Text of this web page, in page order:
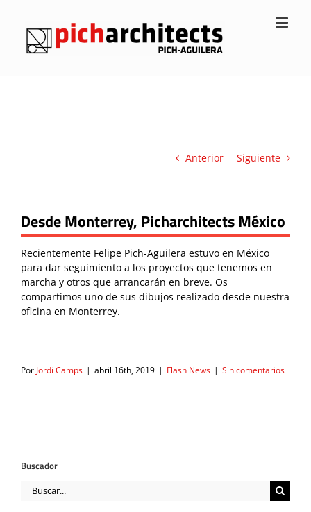
contenido
Anterior Siguiente
Desde Monterrey, Picharchitects México
Recientemente Felipe Pich-Aguilera estuvo en México
para dar seguimiento a los proyectos que tenemos en
marcha y otros que arrancarán en breve. Os
compartimos uno de sus dibujos realizado desde nuestra
oficina en Monterrey.
Por Jordi Camps | abril 16th, 2019 | Flash News | Sin comentarios
Buscador
Buscar: